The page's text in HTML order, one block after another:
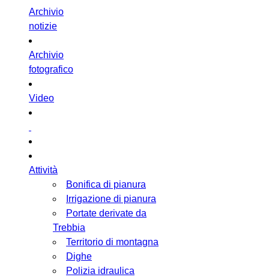
Archivio
notizie
Archivio
fotografico
Video
Attività
Bonifica di pianura
Irrigazione di pianura
Portate derivate da
Trebbia
Territorio di montagna
Dighe
Polizia idraulica